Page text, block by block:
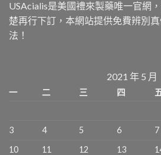
USAcialis是美國禮來製藥唯一官網
楚再行下訂，本網站提供免費辨別
法！
2021 年 5 月
一 二 三 四
3
4 5 6 7
10
11 12 13